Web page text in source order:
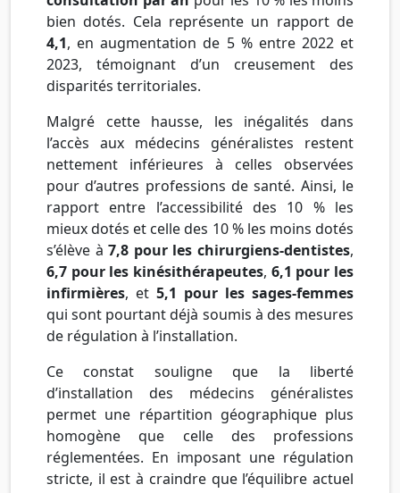
bien dotés. Cela représente un rapport de
4,1, en augmentation de 5 % entre 2022 et
2023, témoignant d’un creusement des
disparités territoriales.
Malgré cette hausse, les inégalités dans
l’accès aux médecins généralistes restent
nettement inférieures à celles observées
pour d’autres professions de santé. Ainsi, le
rapport entre l’accessibilité des 10 % les
mieux dotés et celle des 10 % les moins dotés
s’élève à7,8 pour les chirurgiens-dentistes,
6,7 pour les kinésithérapeutes, 6,1 pour les
infirmières, et 5,1 pour les sages-femmes
qui sont pourtant déjà soumis à des mesures
de régulation à l’installation.
Ce constat souligne que la liberté
d’installation des médecins généralistes
permet une répartition géographique plus
homogène que celle des professions
réglementées. En imposant une régulation
stricte, il est à craindre que l’équilibre actuel